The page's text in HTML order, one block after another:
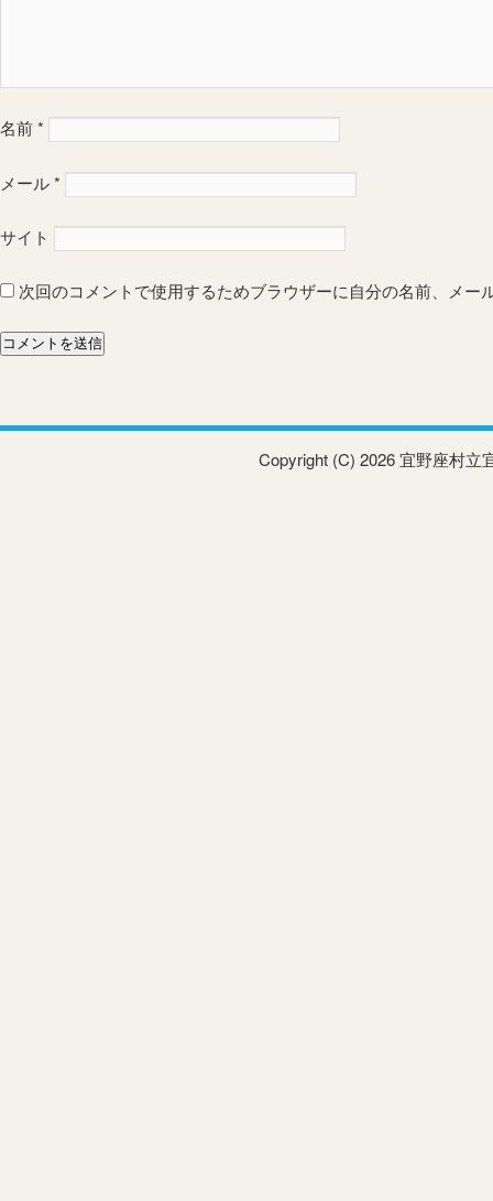
名前*
メール*
サイト
次回のコメントで使用するためブラウザーに自分の名前、メー
Copyright (C) 2026 宜野座村立